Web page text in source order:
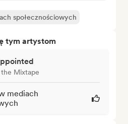
społecznościowych
tym artystom
Mixtape
mediach